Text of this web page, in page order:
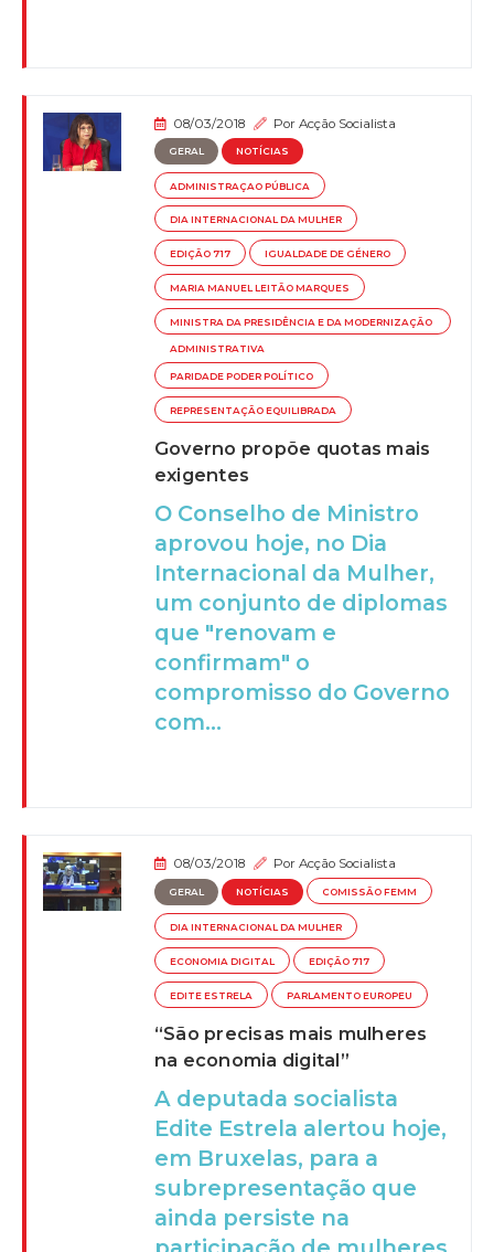
08/03/2018 PorAcção Socialista
GERAL NOTÍCIAS
ADMINISTRAÇAO PÚBLICA
DIA INTERNACIONAL DA MULHER
EDIÇÃO 717 IGUALDADE DE GÉNERO
MARIA MANUEL LEITÃO MARQUES
MINISTRA DA PRESIDÊNCIA E DA MODERNIZAÇÃO
ADMINISTRATIVA
PARIDADE PODER POLÍTICO
REPRESENTAÇÃO EQUILIBRADA
Governo propõe quotas mais
exigentes
O Conselho de Ministro
aprovou hoje, no Dia
Internacional da Mulher,
um conjunto de diplomas
que "renovam e
confirmam" o
compromisso do Governo
com...
08/03/2018 PorAcção Socialista
GERAL NOTÍCIAS COMISSÃO FEMM
DIA INTERNACIONAL DA MULHER
ECONOMIA DIGITAL EDIÇÃO 717
EDITE ESTRELA PARLAMENTO EUROPEU
“São precisas mais mulheres
na economia digital”
A deputada socialista
Edite Estrela alertou hoje,
em Bruxelas, para a
subrepresentação que
ainda persiste na